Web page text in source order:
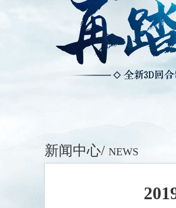
新闻中心/ NEWS